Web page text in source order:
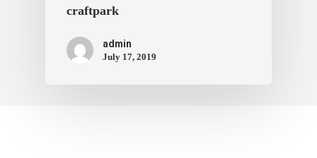
craftpark
admin
July 17, 2019